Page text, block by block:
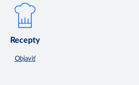
Recepty
Objaviť